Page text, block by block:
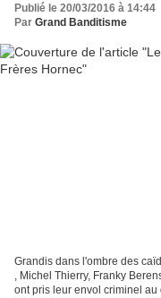
Publié le 20/03/2016 à 14:44
Par Grand Banditisme
Grandis dans l'ombre des
, Michel Thierry, Franky
ont pris leur envol criminel